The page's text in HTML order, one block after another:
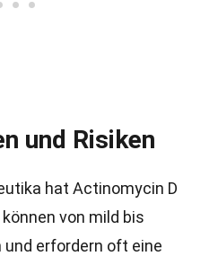
und Risiken
hat Actinomycin D
von mild bis
erfordern oft eine